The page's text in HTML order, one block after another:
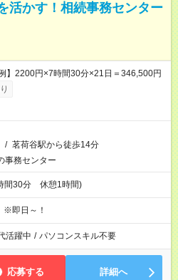
活かす！相続事務センター
2200円×7時間30分×21日＝346,500円
/ 茗荷谷駅から徒歩14分
事務センター
間30分 休憩1時間)
※即日～！
活躍中 / パソコンスキル不要
応募する 詳細へ